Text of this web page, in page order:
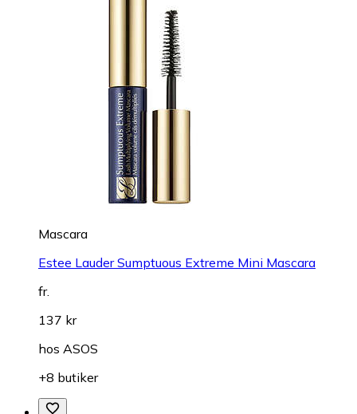
Mascara
Estee Lauder Sumptuous Extreme Mini Mascara
fr.
137 kr
hos ASOS
+8 butiker